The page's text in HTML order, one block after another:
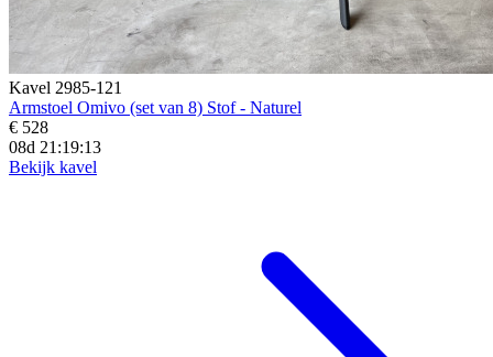
Kavel 2985-121
Armstoel Omivo (set van 8) Stof - Naturel
€ 528
08d 21:19:12
Bekijk kavel